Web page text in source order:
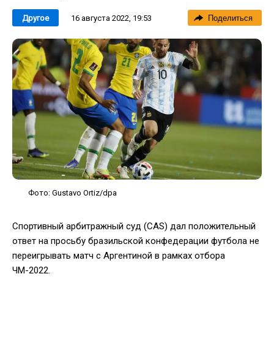
Другое 16 августа 2022, 19:53 Поделиться
Фото: Gustavo Ortiz/dpa
Спортивный арбитражный суд (CAS) дал положительный
ответ на просьбу бразильской конфедерации футбола не
переигрывать матч с Аргентиной в рамках отбора
ЧМ-2022.